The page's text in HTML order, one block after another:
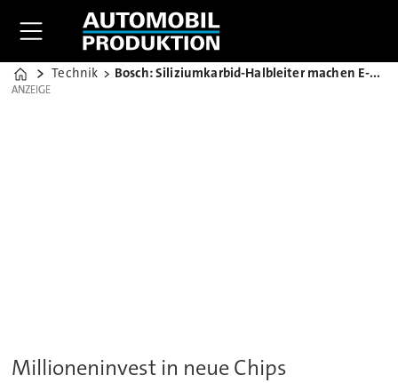
Home
Technik Bosch: Siliziumkarbid-Halbleiter machen E-Autos effizienter
ANZEIGE
ANZEIGE
Millioneninvest in neue Chips